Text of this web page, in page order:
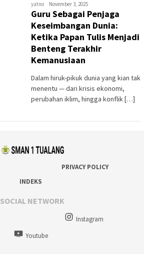
yatno
November 3, 2025
Guru Sebagai Penjaga
Keseimbangan Dunia:
Ketika Papan Tulis Menjadi
Benteng Terakhir
Kemanusiaan
Dalam hiruk-pikuk dunia yang kian tak
menentu — dari krisis ekonomi,
perubahan iklim, hingga konflik […]
PRIVACY POLICY
INDEKS
SOCIAL NETWORK
Instagram
Youtube